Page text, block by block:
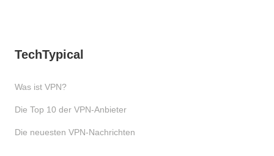
TechTypical
Was ist VPN?
Die Top 10 der VPN-Anbieter
Die neuesten VPN-Nachrichten